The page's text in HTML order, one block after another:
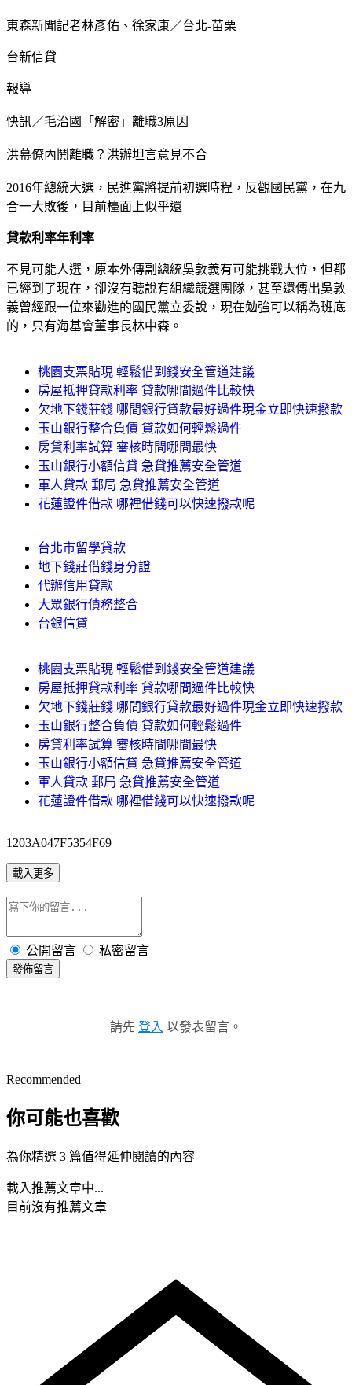
東森新聞記者林彥佑、徐家康／台北-苗栗
台新信貸
報導
快訊／毛治國「解密」離職3原因
洪幕僚內鬨離職？洪辦坦言意見不合
2016年總統大選，民進黨將提前初選時程，反觀國民黨，在九
合一大敗後，目前檯面上似乎還
貸款利率年利率
不見可能人選，原本外傳副總統吳敦義有可能挑戰大位，但都
已經到了現在，卻沒有聽說有組織競選團隊，甚至還傳出吳敦
義曾經跟一位來勸進的國民黨立委說，現在勉強可以稱為班底
的，只有海基會董事長林中森。
桃園支票貼現 輕鬆借到錢安全管道建議
房屋抵押貸款利率 貸款哪間過件比較快
欠地下錢莊錢 哪間銀行貸款最好過件現金立即快速撥款
玉山銀行整合負債 貸款如何輕鬆過件
房貸利率試算 審核時間哪間最快
玉山銀行小額信貸 急貸推薦安全管道
軍人貸款 郵局 急貸推薦安全管道
花蓮證件借款 哪裡借錢可以快速撥款呢
台北市留學貸款
地下錢莊借錢身分證
代辦信用貸款
大眾銀行債務整合
台銀信貸
桃園支票貼現 輕鬆借到錢安全管道建議
房屋抵押貸款利率 貸款哪間過件比較快
欠地下錢莊錢 哪間銀行貸款最好過件現金立即快速撥款
玉山銀行整合負債 貸款如何輕鬆過件
房貸利率試算 審核時間哪間最快
玉山銀行小額信貸 急貸推薦安全管道
軍人貸款 郵局 急貸推薦安全管道
花蓮證件借款 哪裡借錢可以快速撥款呢
1203A047F5354F69
載入更多
公開留言 私密留言
發佈留言
請先 登入 以發表留言。
Recommended
你可能也喜歡
為你精選 3 篇值得延伸閱讀的內容
載入推薦文章中...
目前沒有推薦文章